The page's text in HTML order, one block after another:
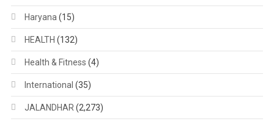
Haryana (15)
HEALTH (132)
Health & Fitness (4)
International (35)
JALANDHAR (2,273)